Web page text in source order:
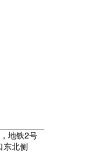
地铁2号
东北侧